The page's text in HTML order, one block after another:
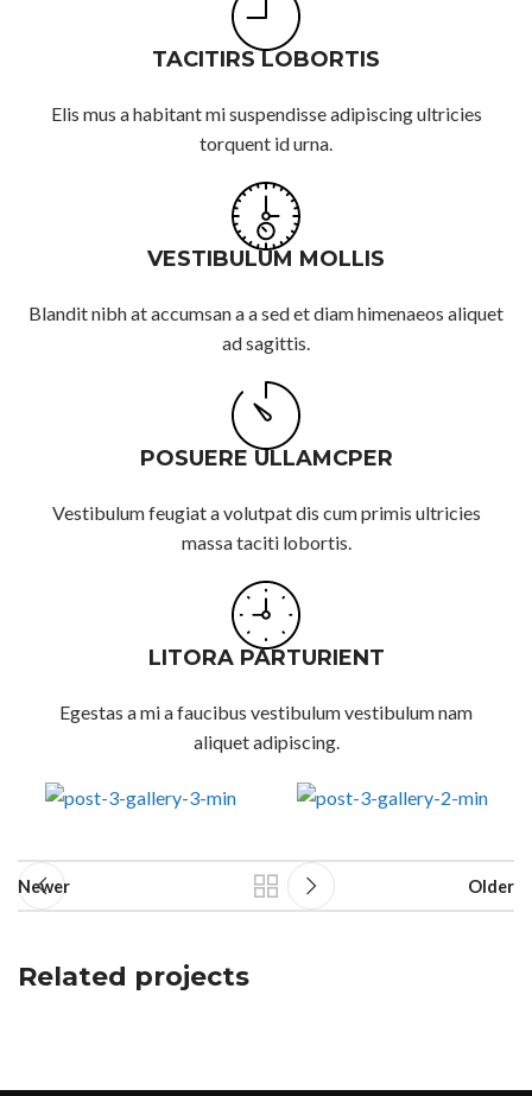
TACITIRS LOBORTIS
Elis mus a habitant mi suspendisse adipiscing ultricies
torquent id urna.
VESTIBULUM MOLLIS
Blandit nibh at accumsan a a sed et diam himenaeos aliquet
ad sagittis.
POSUERE ULLAMCPER
Vestibulum feugiat a volutpat dis cum primis ultricies
massa taciti lobortis.
LITORA PARTURIENT
Egestas a mi a faucibus vestibulum vestibulum nam
aliquet adipiscing.
Newer Older
Related projects